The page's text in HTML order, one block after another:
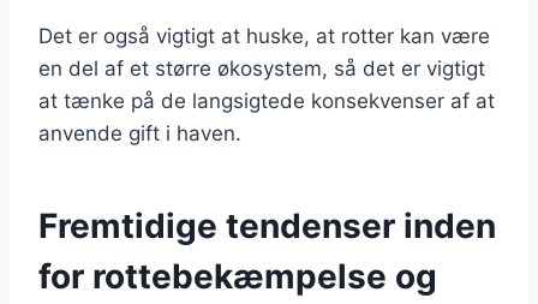
Det er også vigtigt at huske, at rotter kan være
en del af et større økosystem, så det er vigtigt
at tænke på de langsigtede konsekvenser af at
anvende gift i haven.
Fremtidige tendenser inden
for rottebekæmpelse og